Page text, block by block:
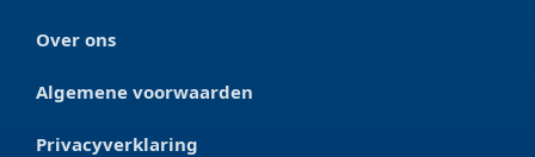
Over ons
Algemene voorwaarden
Privacyverklaring